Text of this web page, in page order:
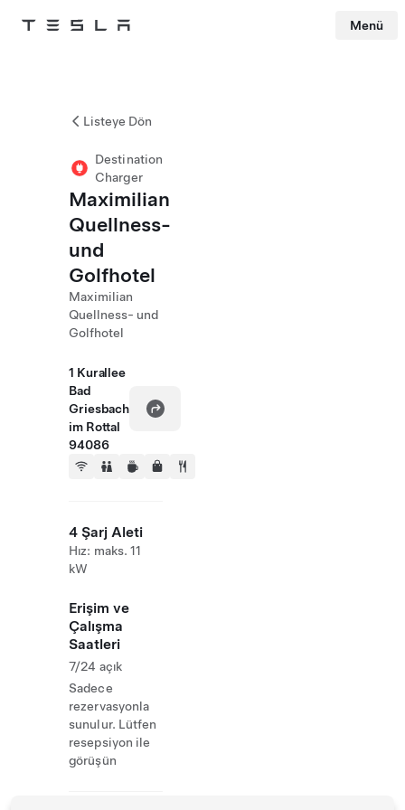
Tesla Menü
Listeye Dön
Destination
Charger
Maximilian
Quellness-
und
Golfhotel
Maximilian
Quellness- und
Golfhotel
1 Kurallee
Bad
Griesbach
im Rottal
94086
4 Şarj Aleti
Hız: maks. 11
kW
Erişim ve
Çalışma
Saatleri
7/24 açık
Sadece
rezervasyonla
sunulur. Lütfen
resepsiyon ile
görüşün